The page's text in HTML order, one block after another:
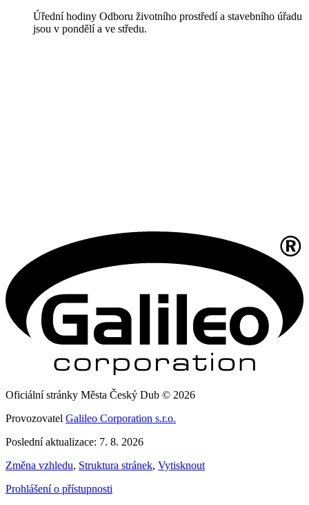
Úřední hodiny Odboru životního prostředí a stavebního úřadu
jsou v pondělí a ve středu.
Oficiální stránky Města Český Dub © 2026
Provozovatel Galileo Corporation s.r.o.
Poslední aktualizace: 7. 8. 2026
Změna vzhledu, Struktura stránek, Vytisknout
Prohlášení o přístupnosti